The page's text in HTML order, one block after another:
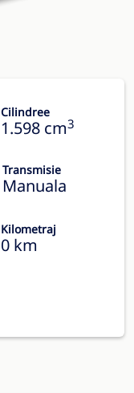
Cilindree
1.598 cm3
Transmisie
Manuala
Kilometraj
0 km